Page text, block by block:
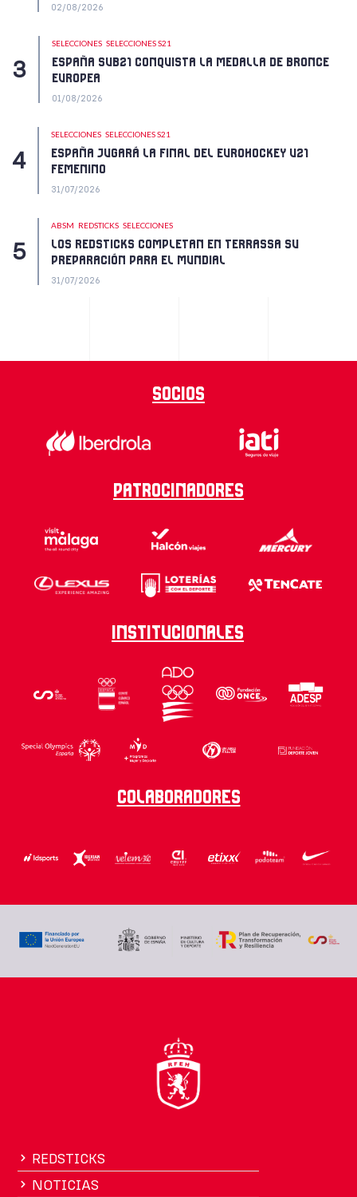
02/08/2026
SELECCIONES SELECCIONES S21
ESPAÑA SUB21 CONQUISTA LA MEDALLA DE BRONCE
EUROPEA
01/08/2026
SELECCIONES SELECCIONES S21
ESPAÑA JUGARÁ LA FINAL DEL EUROHOCKEY U21
FEMENINO
31/07/2026
ABSM REDSTICKS SELECCIONES
LOS REDSTICKS COMPLETAN EN TERRASSA SU
PREPARACIÓN PARA EL MUNDIAL
31/07/2026
Socios
Patrocinadores
Institucionales
Colaboradores
REDSTICKS
NOTICIAS